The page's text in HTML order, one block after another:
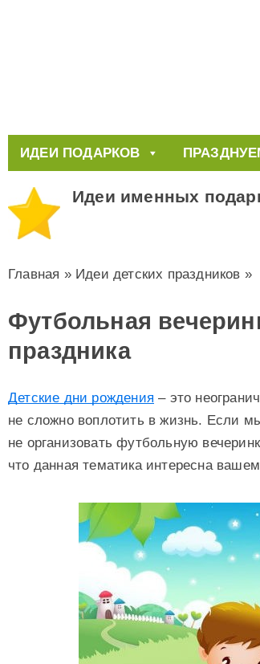
ИДЕИ ПОДАРКОВ
Идеи именных
Главная » Идеи детских праздников »
Футбольная
праздника
Детские дни рождения – это
не сложно воплотить в жизнь. Если
не организовать футбольную
что данная тематика интересна